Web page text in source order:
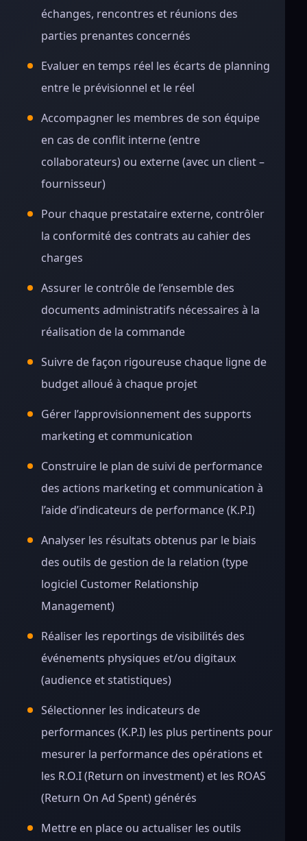
échanges, rencontres et réunions des
parties prenantes concernés
Evaluer en temps réel les écarts de planning
entre le prévisionnel et le réel
Accompagner les membres de son équipe
en cas de conflit interne (entre
collaborateurs) ou externe (avec un client –
fournisseur)
Pour chaque prestataire externe, contrôler
la conformité des contrats au cahier des
charges
Assurer le contrôle de l’ensemble des
documents administratifs nécessaires à la
réalisation de la commande
Suivre de façon rigoureuse chaque ligne de
budget alloué à chaque projet
Gérer l’approvisionnement des supports
marketing et communication
Construire le plan de suivi de performance
des actions marketing et communication à
l’aide d’indicateurs de performance (K.P.I)
Analyser les résultats obtenus par le biais
des outils de gestion de la relation (type
logiciel Customer Relationship
Management)
Réaliser les reportings de visibilités des
événements physiques et/ou digitaux
(audience et statistiques)
Sélectionner les indicateurs de
performances (K.P.I) les plus pertinents pour
mesurer la performance des opérations et
les R.O.I (Return on investment) et les ROAS
(Return On Ad Spent) générés
Mettre en place ou actualiser les outils